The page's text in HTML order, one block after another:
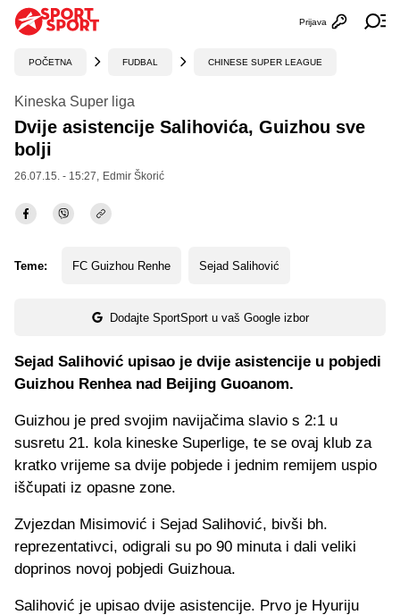
Otvori
Prijava
POČETNA FUDBAL CHINESE SUPER LEAGUE
Kineska Super liga
Dvije asistencije Salihovića, Guizhou sve
bolji
26.07.15. - 15:27, Edmir Škorić
Teme: FC Guizhou Renhe Sejad Salihović
Dodajte SportSport u vaš Google izbor
Sejad Salihović upisao je dvije asistencije u pobjedi
Guizhou Renhea nad Beijing Guoanom.
Guizhou je pred svojim navijačima slavio s 2:1 u
susretu 21. kola kineske Superlige, te se ovaj klub za
kratko vrijeme sa dvije pobjede i jednim remijem uspio
iščupati iz opasne zone.
Zvjezdan Misimović i Sejad Salihović, bivši bh.
reprezentativci, odigrali su po 90 minuta i dali veliki
doprinos novoj pobjedi Guizhoua.
Salihović je upisao dvije asistencije. Prvo je Hyuriju